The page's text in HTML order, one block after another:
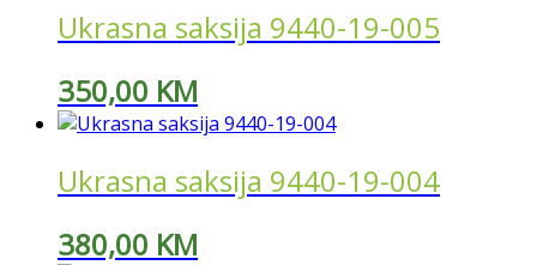
Ukrasna saksija 9440-19-005
350,00 KM
Ukrasna saksija 9440-19-004
380,00 KM